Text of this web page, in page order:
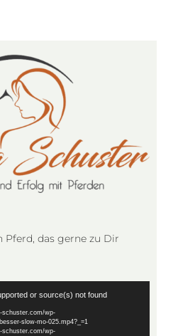
das gerne zu Dir
or source(s) not found
schuster.com/wp-
slow-mo-025.mp4?_=1
schuster.com/wp-